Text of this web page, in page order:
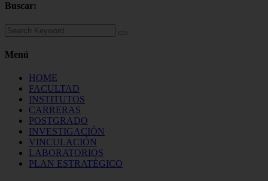
Buscar:
Menú
HOME
FACULTAD
INSTITUTOS
CARRERAS
POSTGRADO
INVESTIGACIÓN
VINCULACIÓN
LABORATORIOS
PLAN ESTRATÉGICO